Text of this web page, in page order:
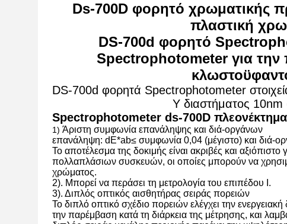
Ds-700D φορητό χρωματικής
πλαστική
DS-700d φορητό
Spectrophotometer για την
DS-700d φορητά Spectrophotometer
Υ διαστήματος
Spectrophotometer ds-700D πλεονέκτημα
1) Άριστη συμφωνία επανάληψης και διά-οργάνων
επανάληψη: dE*ab≤ συμφωνία 0,04 (μέγιστο) και διά-
Το αποτέλεσμα της δοκιμής είναι ακριβές και
πολλαπλάσιων συσκευών, οι οποίες μπορούν να
χρώματος.
2). Μπορεί να περάσει τη μετρολογία του επιπέδου Ι.
3). Διπλός οπτικός αισθητήρας σειράς πορειών
Το διπλό οπτικό σχέδιο πορειών ελέγχει την
την παρέμβαση κατά τη διάρκεια της μέτρησης, και